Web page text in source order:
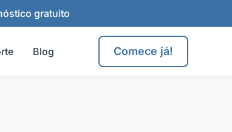
gratuito
Blog Comece já!